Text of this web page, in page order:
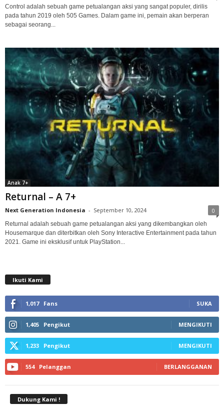
Control adalah sebuah game petualangan aksi yang sangat populer, dirilis
pada tahun 2019 oleh 505 Games. Dalam game ini, pemain akan berperan
sebagai seorang...
Anak 7+
Returnal – A 7+
Next Generation Indonesia - September 10, 2024 0
Returnal adalah sebuah game petualangan aksi yang dikembangkan oleh
Housemarque dan diterbitkan oleh Sony Interactive Entertainment pada tahun
2021. Game ini eksklusif untuk PlayStation...
Ikuti Kami
1,017 Fans SUKA
1,405 Pengikut MENGIKUTI
1,233 Pengikut MENGIKUTI
554 Pelanggan BERLANGGANAN
Dukung Kami !